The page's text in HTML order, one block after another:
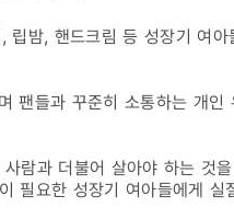
밤, 핸드크림 등 성장기 여
팬들과 꾸준히 소통하는 개
람과 더불어 살아야 하는 것
필요한 성장기 여아들에게 실